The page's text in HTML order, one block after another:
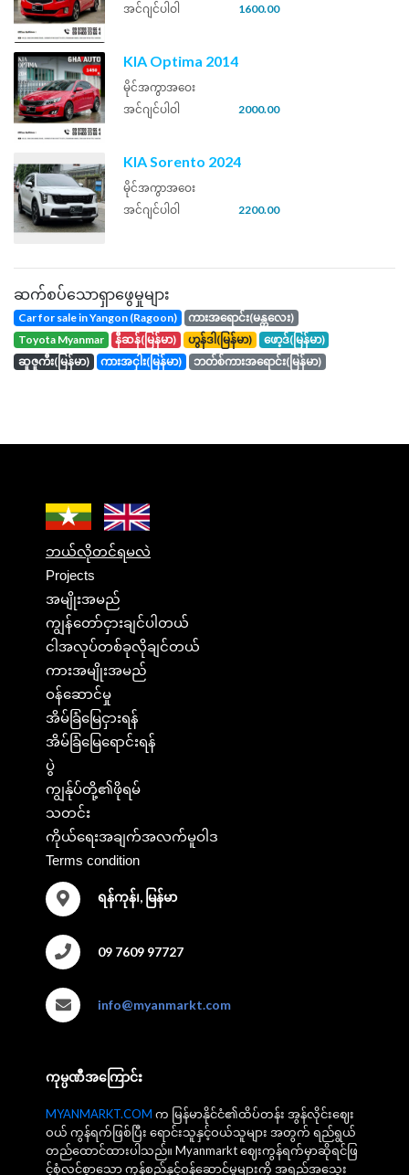
အင်ဂျင်ပါဝါ
1600.00
KIA Optima 2014
မိုင်အကွာအဝေး
အင်ဂျင်ပါဝါ
2000.00
KIA Sorento 2024
မိုင်အကွာအဝေး
အင်ဂျင်ပါဝါ
2200.00
ဆက်စပ်သောရှာဖွေမှုများ
Car for sale in Yangon (Ragoon)
ကားအရောင်း(မန္တလေး)
toyota Myanmar
နီဆန်(မြန်မာ) ဟွန်ဒါ(မြန်မာ)
ဖော့ဒ်(မြန်မာ)
ဆူဇူကီး(မြန်မာ)
ကားအငှါး(မြန်မာ) ဘတ်စ်ကားအရောင်း(မြန်မာ)
ဘယ်လိုတင်ရမလဲ
Projects
အမျိုးအမည်
ကျွန်တော်ငှားချင်ပါတယ်
ငါအလုပ်တစ်ခုလိုချင်တယ်
ကားအမျိုးအမည်
ဝန်ဆောင်မှု
အိမ်ခြံမြေငှားရန်
အိမ်ခြံမြေရောင်းရန်
ပွဲ
ကျွန်ုပ်တို့၏ဖိုရမ်
သတင်း
ကိုယ်ရေးအချက်အလက်မူဝါဒ
Terms condition
ရန်ကုန်၊, မြန်မာ
09 7609 97727
info@myanmarkt.com
ကုမ္ပဏီအကြောင်း
MYANMARKT.COM က မြန်မာနိုင်ငံ၏ထိပ်တန်း အွန်လိုင်းဈေး
ဝယ် ကွန်ရက်ဖြစ်ပြီး ရောင်းသူနှင့်ဝယ်သူများ အတွက် ရည်ရွယ်
တည်ထောင်ထားပါသည်။ Myanmarkt ဈေးကွန်ရက်မှာဆိုရင်ဖြ
င့်စုံလင်စွာသော ကုန်စည်နှင့်ဝန်ဆောင်မှုများကို အရည်အသွေး